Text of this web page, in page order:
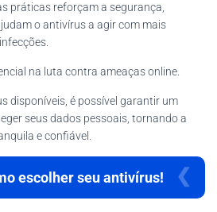
práticas reforçam a segurança,
o antivírus a agir com mais
na luta contra ameaças online.
disponíveis, é possível garantir um
seus dados pessoais, tornando a
e confiável.
escolher seu antivírus!